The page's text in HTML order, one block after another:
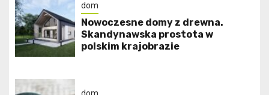
dom
Nowoczesne domy z drewna.
Skandynawska prostota w
polskim krajobrazie